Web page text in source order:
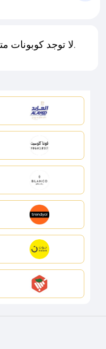
لا توجد كوبونات متاحة لـهذا المتجر حاليًا.